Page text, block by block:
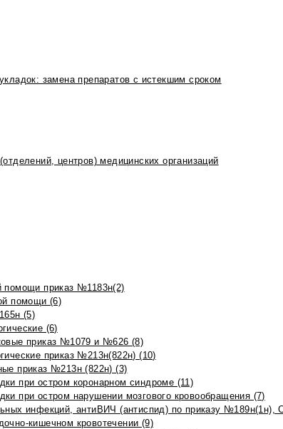
замена препаратов с истекшим сроком
центров) медицинских организаций
помощи приказ №1183н(2)
помощи (6)
(5)
(6)
приказ №1079 и №626 (8)
приказ №213н(822н) (10)
приказ №213н (822н) (3)
при остром коронарном синдроме (11)
при остром нарушении мозгового кровообращения (7)
инфекций, антиВИЧ (антиспид) по приказу №189н(1н),
кишечном кровотечении (9)